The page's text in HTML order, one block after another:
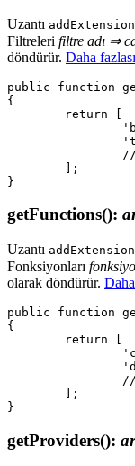
Uzantı
Filtreleri filtre adı ⇒
döndürür. Daha fazlası
public function
{
getFunctions():
Uzantı
Fonksiyonları
olarak döndürür.
public function
{
getProviders():